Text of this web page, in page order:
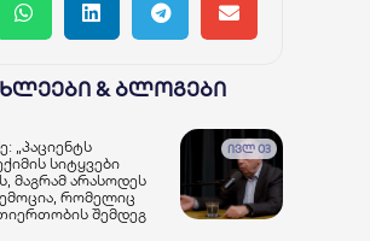
& ბლოგები
„პაციენტს
სიტყვები
მაგრამ არასოდეს
ემოცია, რომელიც
შემდეგ
ივლ 03